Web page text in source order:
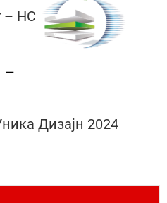
– НС
—
Дизајн 2024